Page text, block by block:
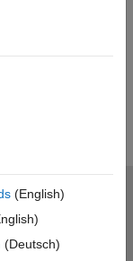
(English)
(Deutsch)
リシー
タス